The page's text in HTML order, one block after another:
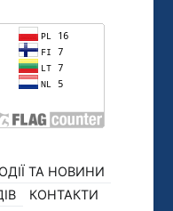
ТА НОВИНИ
КОНТАКТИ